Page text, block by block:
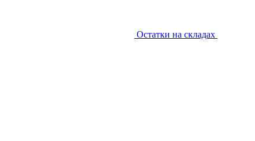
Остатки на складах